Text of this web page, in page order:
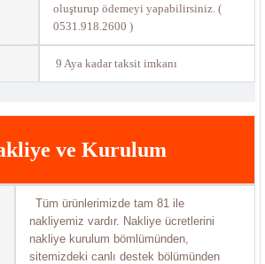
oluşturup ödemeyi yapabilirsiniz. (
0531.918.2600 )
9 Aya kadar taksit imkanı
ve Kurulum
Tüm ürünlerimizde tam 81 ile
nakliyemiz vardır. Nakliye ücretlerini
nakliye kurulum bömlümünden,
sitemizdeki canlı destek bölümünden